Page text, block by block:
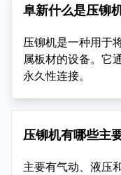
阜新什么是压铆
压铆机是一种用于
属板材的设备。它
永久性连接。
压铆机有哪些主
主要有气动、液压